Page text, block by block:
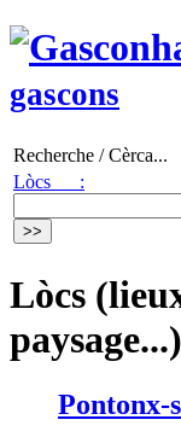
gascons
Recherche / Cèrca...
Lòcs :
Lòcs
paysage...)
Pontonx-